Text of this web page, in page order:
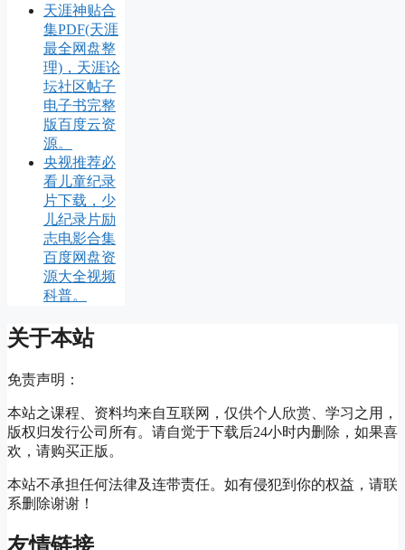
天涯神贴合
集PDF(天涯
最全网盘整
理)，天涯论
坛社区帖子
电子书完整
版百度云资
源。
央视推荐必
看儿童纪录
片下载，少
儿纪录片励
志电影合集
百度网盘资
源大全视频
科普。
关于本站
免责声明：
本站之课程、资料均来自互联网，仅供个人欣赏、学习之用，
版权归发行公司所有。请自觉于下载后24小时内删除，如果喜
欢，请购买正版。
本站不承担任何法律及连带责任。如有侵犯到你的权益，请联
系删除谢谢！